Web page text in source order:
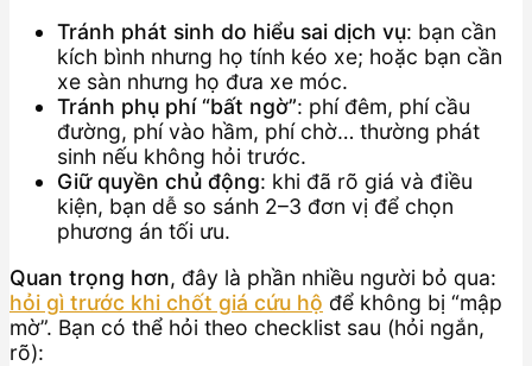
Tránh phát sinh do hiểu sai dịch vụ: bạn cần
kích bình nhưng họ tính kéo xe; hoặc bạn cần
xe sàn nhưng họ đưa xe móc.
Tránh phụ phí “bất ngờ”: phí đêm, phí cầu
đường, phí vào hầm, phí chờ… thường phát
sinh nếu không hỏi trước.
Giữ quyền chủ động: khi đã rõ giá và điều
kiện, bạn dễ so sánh 2–3 đơn vị để chọn
phương án tối ưu.
Quan trọng hơn, đây là phần nhiều người bỏ qua:
hỏi gì trước khi chốt giá cứu hộ để không bị “mập
mờ”. Bạn có thể hỏi theo checklist sau (hỏi ngắn,
rõ):